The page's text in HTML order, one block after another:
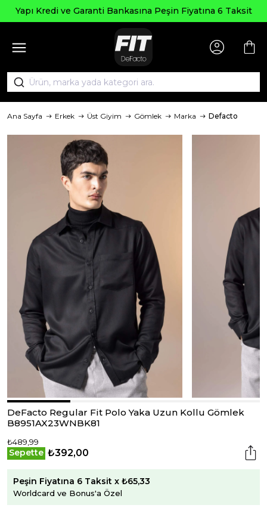
Yapı Kredi ve Garanti Bankasına Peşin Fiyatına 6 Taksit
Ana Sayfa Erkek Üst Giyim Gömlek Marka Defacto
DeFacto Regular Fit Polo Yaka Uzun Kollu Gömlek
B8951AX23WNBK81
₺489,99
Sepette ₺392,00
Peşin Fiyatına 6 Taksit x ₺65,33
Worldcard ve Bonus'a Özel